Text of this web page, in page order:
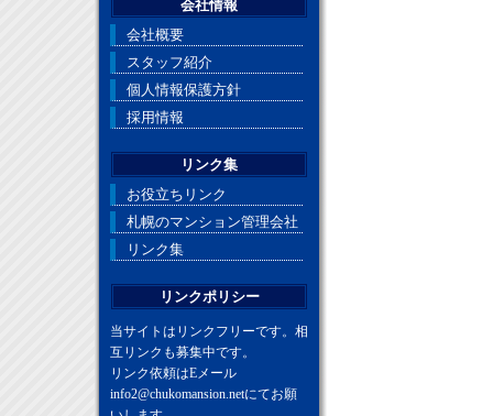
会社情報
会社概要
スタッフ紹介
個人情報保護方針
採用情報
リンク集
お役立ちリンク
札幌のマンション管理会社
リンク集
リンクポリシー
当サイトはリンクフリーです。相
互リンクも募集中です。
リンク依頼はEメール
info2@chukomansion.netにてお願